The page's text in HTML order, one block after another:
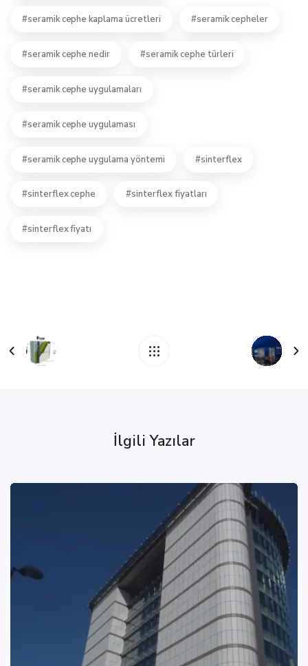
seramik cephe kaplama ücretleri seramik cepheler
seramik cephe nedir seramik cephe türleri
seramik cephe uygulamaları
seramik cephe uygulaması
seramik cephe uygulama yöntemi sinterflex
sinterflex cephe sinterflex fiyatları
sinterflex fiyatı
İlgili Yazılar